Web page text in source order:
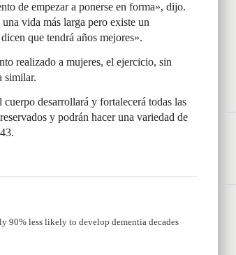
de empezar a ponerse en forma», dijo.
vida más larga pero existe un
que tendrá años mejores».
realizado a mujeres, el ejercicio, sin
similar.
desarrollará y fortalecerá todas las
y podrán hacer una variedad de
90% less likely to develop dementia decades